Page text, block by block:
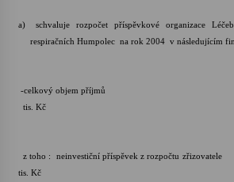
a)
schvaluje rozpočet příspěvkové organizace
respiračních Humpolec na rok 2004 v následujícím
-celkový objem
tis. Kč
z toho : neinvestiční příspěvek z
tis. Kč